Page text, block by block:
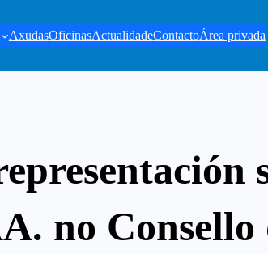
AxudasOficinasActualidadeContactoÁrea privada
no Consello